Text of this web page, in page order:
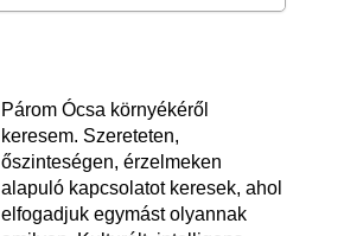
Párom Ócsa környékéről
keresem. Szereteten,
őszinteségen, érzelmeken
alapuló kapcsolatot keresek, ahol
elfogadjuk egymást olyannak